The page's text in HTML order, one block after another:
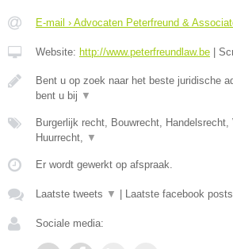
E-mail › Advocaten Peterfreund &
Website: http://www.peterfreundlaw.be
Bent u op zoek naar het beste juridische
bent u bij ▼
Burgerlijk recht, Bouwrecht, Handelsrecht,
Huurrecht,
▼
Er wordt gewerkt op afspraak.
Laatste tweets ▼ Laatste facebook posts
Sociale media: